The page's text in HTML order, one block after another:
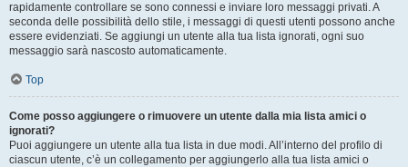
rapidamente controllare se sono connessi e inviare loro messaggi privati. A
seconda delle possibilità dello stile, i messaggi di questi utenti possono anche
essere evidenziati. Se aggiungi un utente alla tua lista ignorati, ogni suo
messaggio sarà nascosto automaticamente.
Top
Come posso aggiungere o rimuovere un utente dalla mia lista amici o
ignorati?
Puoi aggiungere un utente alla tua lista in due modi. All’interno del profilo di
ciascun utente, c’è un collegamento per aggiungerlo alla tua lista amici o